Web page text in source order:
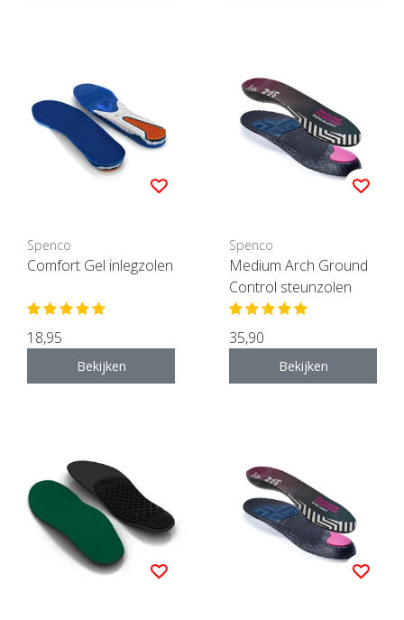
Spenco
Comfort Gel inlegzolen
18,95
Bekijken
Spenco
Medium Arch Ground
Control steunzolen
35,90
Bekijken